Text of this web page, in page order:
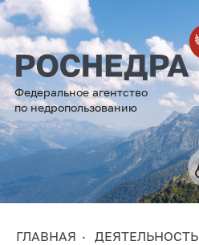
Федеральное агентство
по недропользованию
ГЛАВНАЯ
ДЕЯТЕЛЬНОСТЬ